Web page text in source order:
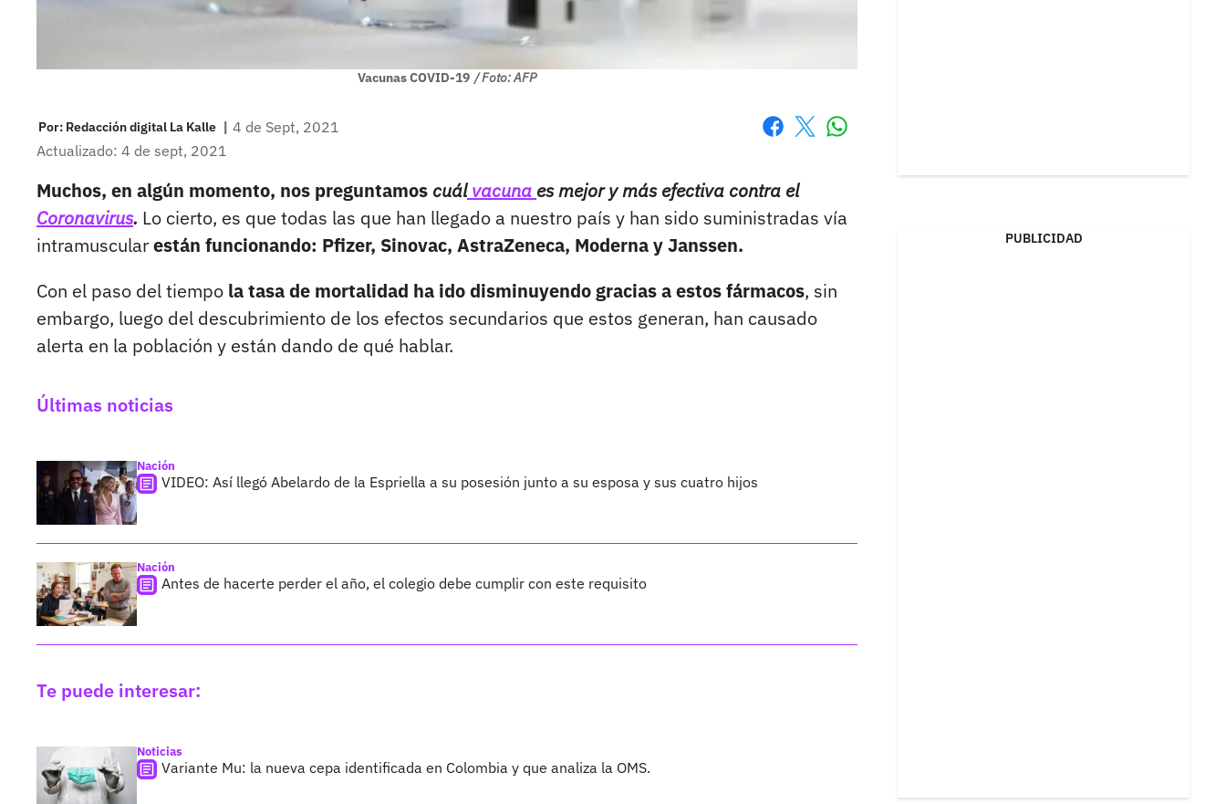
Vacunas COVID-19 / Foto: AFP
Por: Redacción digital La Kalle | 4 de Sept, 2021
Actualizado: 4 de sept, 2021
Muchos, en algún momento, nos preguntamos cuálvacuna es mejor y más efectiva contra el
Coronavirus. Lo cierto, es que todas las que han llegado a nuestro país y han sido suministradas vía
intramuscularestán funcionando: Pfizer, Sinovac, AstraZeneca, Moderna y Janssen.
Con el paso del tiempo la tasa de mortalidad ha ido disminuyendo gracias a estos fármacos, sin
embargo, luego del descubrimiento de los efectos secundarios que estos generan, han causado
alerta en la población y están dando de qué hablar.
Últimas noticias
Nación
VIDEO: Así llegó Abelardo de la Espriella a su posesión junto a su esposa y sus cuatro hijos
Nación
Antes de hacerte perder el año, el colegio debe cumplir con este requisito
Te puede interesar:
Noticias
Variante Mu: la nueva cepa identificada en Colombia y que analiza la OMS.
PUBLICIDAD